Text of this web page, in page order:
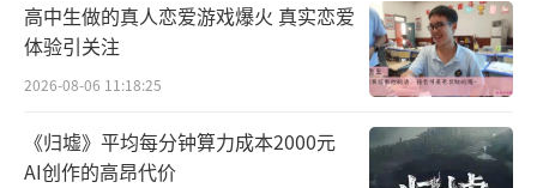
高中生做的真人恋爱游戏爆火 真实恋爱
体验引关注
2026-08-06 11:18:25
《归墟》平均每分钟算力成本2000元
AI创作的高昂代价